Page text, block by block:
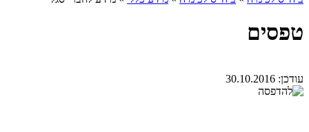
טפסים
עודכן: 30.10.2016